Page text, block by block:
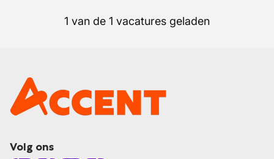
1 van de 1 vacatures geladen
Volg ons